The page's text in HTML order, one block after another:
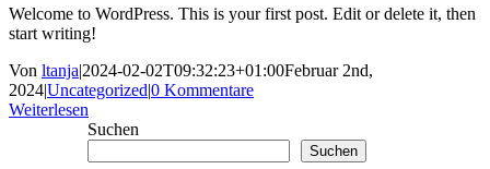
Welcome to WordPress. This is your first post. Edit or delete it, then
start writing!
Von ltanja|2024-02-02T09:32:23+01:00Februar 2nd,
2024|Uncategorized|0 Kommentare
Weiterlesen
Suchen
Suchen